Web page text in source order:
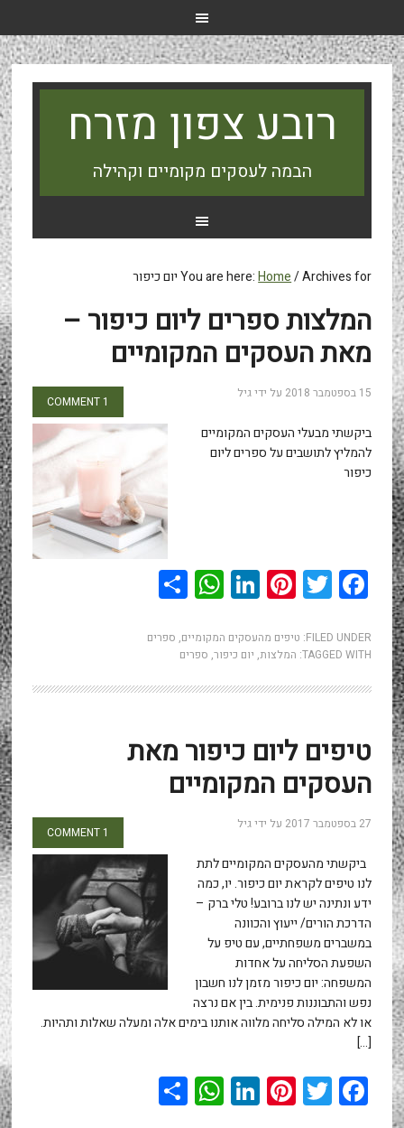
רובע צפון מזרח
הבמה לעסקים מקומיים וקהילה
You are here:Home/Archives for יום כיפור
המלצות ספרים ליום כיפור –
מאת העסקים המקומיים
15 בספטמבר 2018 על ידיגיל
1 COMMENT
ביקשתי מבעלי העסקים המקומיים
להמליץ לתושבים על ספרים ליום
כיפור
Facebook
Twitter
Pinterest
LinkedIn
WhatsApp
Share
FILED UNDER: טיפים מהעסקים המקומיים, ספרים
TAGGED WITH: המלצות, יום כיפור, ספרים
טיפים ליום כיפור מאת
העסקים המקומיים
27 בספטמבר 2017 על ידיגיל
1 COMMENT
ביקשתי מהעסקים המקומיים לתת
לנו טיפים לקראת יום כיפור. יו, כמה
ידע ונתינה יש לנו ברובע! טלי ברק –
הדרכת הורים/ ייעוץ והכוונה
במשברים משפחתיים, עם טיפ על
השפעת הסליחה על אחדות
המשפחה: יום כיפור מזמן לנו חשבון
נפש והתבוננות פנימית. בין אם נרצה
או לא המילה סליחה מלווה אותנו בימים אלה ומעלה שאלות ותהיות.
[…]
Facebook
Twitter
Pinterest
LinkedIn
WhatsApp
Share